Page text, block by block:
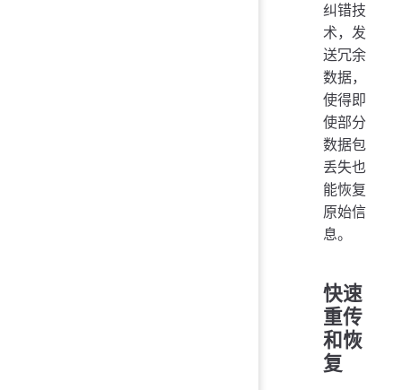
纠错技
术，发
送冗余
数据，
使得即
使部分
数据包
丢失也
能恢复
原始信
息。
快速
重传
和恢
复